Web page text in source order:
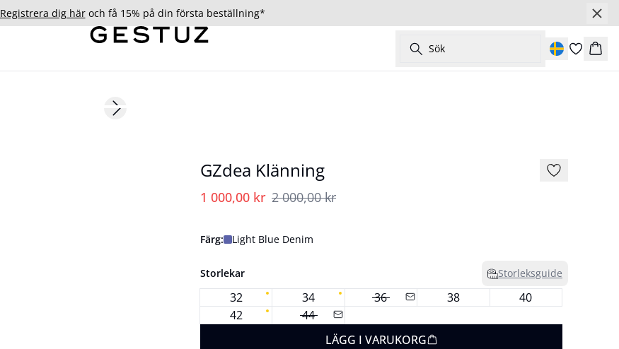
Registrera dig häroch få 15% på din första beställning*
Sök Korg
176 cm • SNext slide
GZdea Klänning
1 000,00 kr 2 000,00 kr
Färg: Light Blue Denim
Storlekar Storleksguide
32 34 36 38
40
42
44
LÄGG I VARUKORG